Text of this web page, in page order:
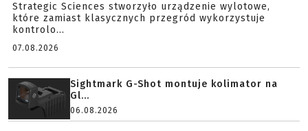
Strategic Sciences stworzyło urządzenie wylotowe,
które zamiast klasycznych przegród wykorzystuje
kontrolo...
07.08.2026
Sightmark G-Shot montuje kolimator na
Gl...
06.08.2026